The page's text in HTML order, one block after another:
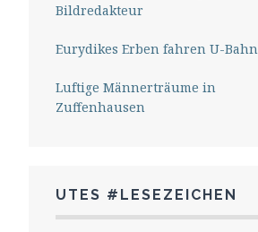
Bildredakteur
Eurydikes Erben fahren U-Bahn
Luftige Männerträume in
Zuffenhausen
UTES #LESEZEICHEN